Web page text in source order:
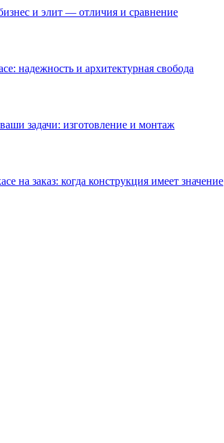
и элит — отличия и сравнение
надежность и архитектурная свобода
задачи: изготовление и монтаж
на заказ: когда конструкция имеет значение